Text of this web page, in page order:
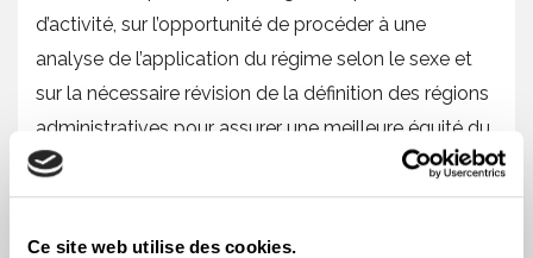
Ce site web utilise des cookies.
d’activité, sur l’opportunité de procéder à une
analyse de l’application du régime selon le sexe et
sur la nécessaire révision de la définition des régions
administratives pour assurer une meilleure équité du
traitement des dossiers.